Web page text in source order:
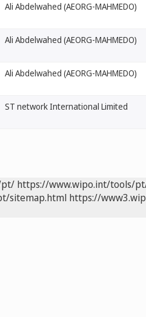
Ali Abdelwahed (AEORG-MAHMEDO)
Ali Abdelwahed (AEORG-MAHMEDO)
Ali Abdelwahed (AEORG-MAHMEDO)
ST network International Limited
pt/ https://www.wipo.int/tools/
sitemap.html https://